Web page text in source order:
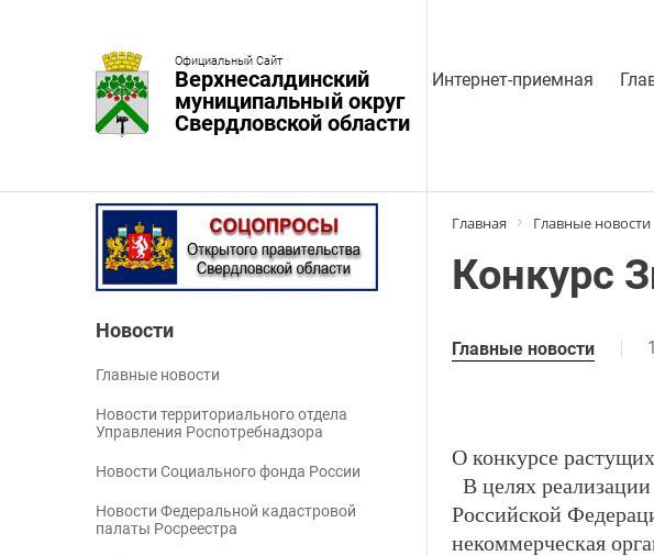
Официальный Сайт
Верхнесалдинский
муниципальный округ
Свердловской области
Интернет-приемная
Новости
Главные новости
Новости территориального отдела
Управления Роспотребнадзора
Новости Социального фонда России
Новости Федеральной кадастровой
палаты Росреестра
Главная Главные новости
Конкурс
Главные новости
О конкурсе
В целях
Российской
некоммерческая